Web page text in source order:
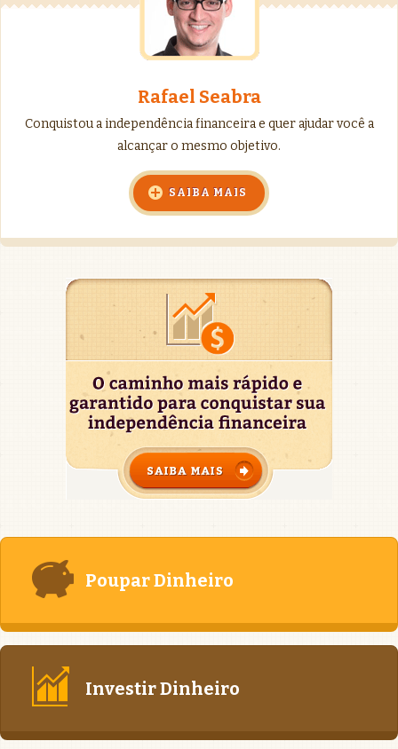
Rafael Seabra
Conquistou a independência financeira e quer ajudar você a
alcançar o mesmo objetivo.
SAIBA MAIS
Poupar Dinheiro
Investir Dinheiro